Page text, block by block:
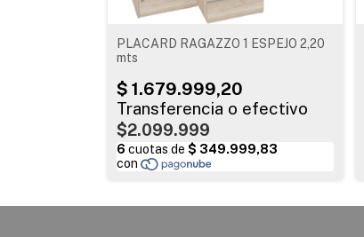
PLACARD RAGAZZO 1 ESPEJO 2,20
mts
$2.099.999